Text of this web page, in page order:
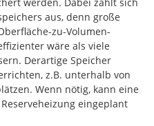
aus, denn große
zu-Volumen-
wäre als viele
Derartige Speicher
z.B. unterhalb von
Wenn nötig, kann eine
eingeplant